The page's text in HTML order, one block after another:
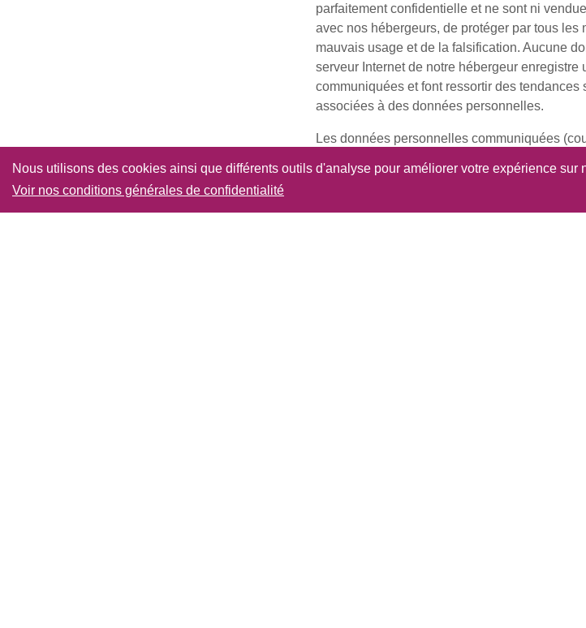
parfaitement confidentielle et ne sont ni
avec nos hébergeurs, de protéger par tous
mauvais usage et de la falsification. Aucune
serveur Internet de notre hébergeur
communiquées et font ressortir des
associées à des données personnelles.
Les données personnelles communiquées
Nous utilisons des cookies ainsi que différents outils d'analyse pour améliorer votre expérience sur
Voir nos conditions générales de confidentialité